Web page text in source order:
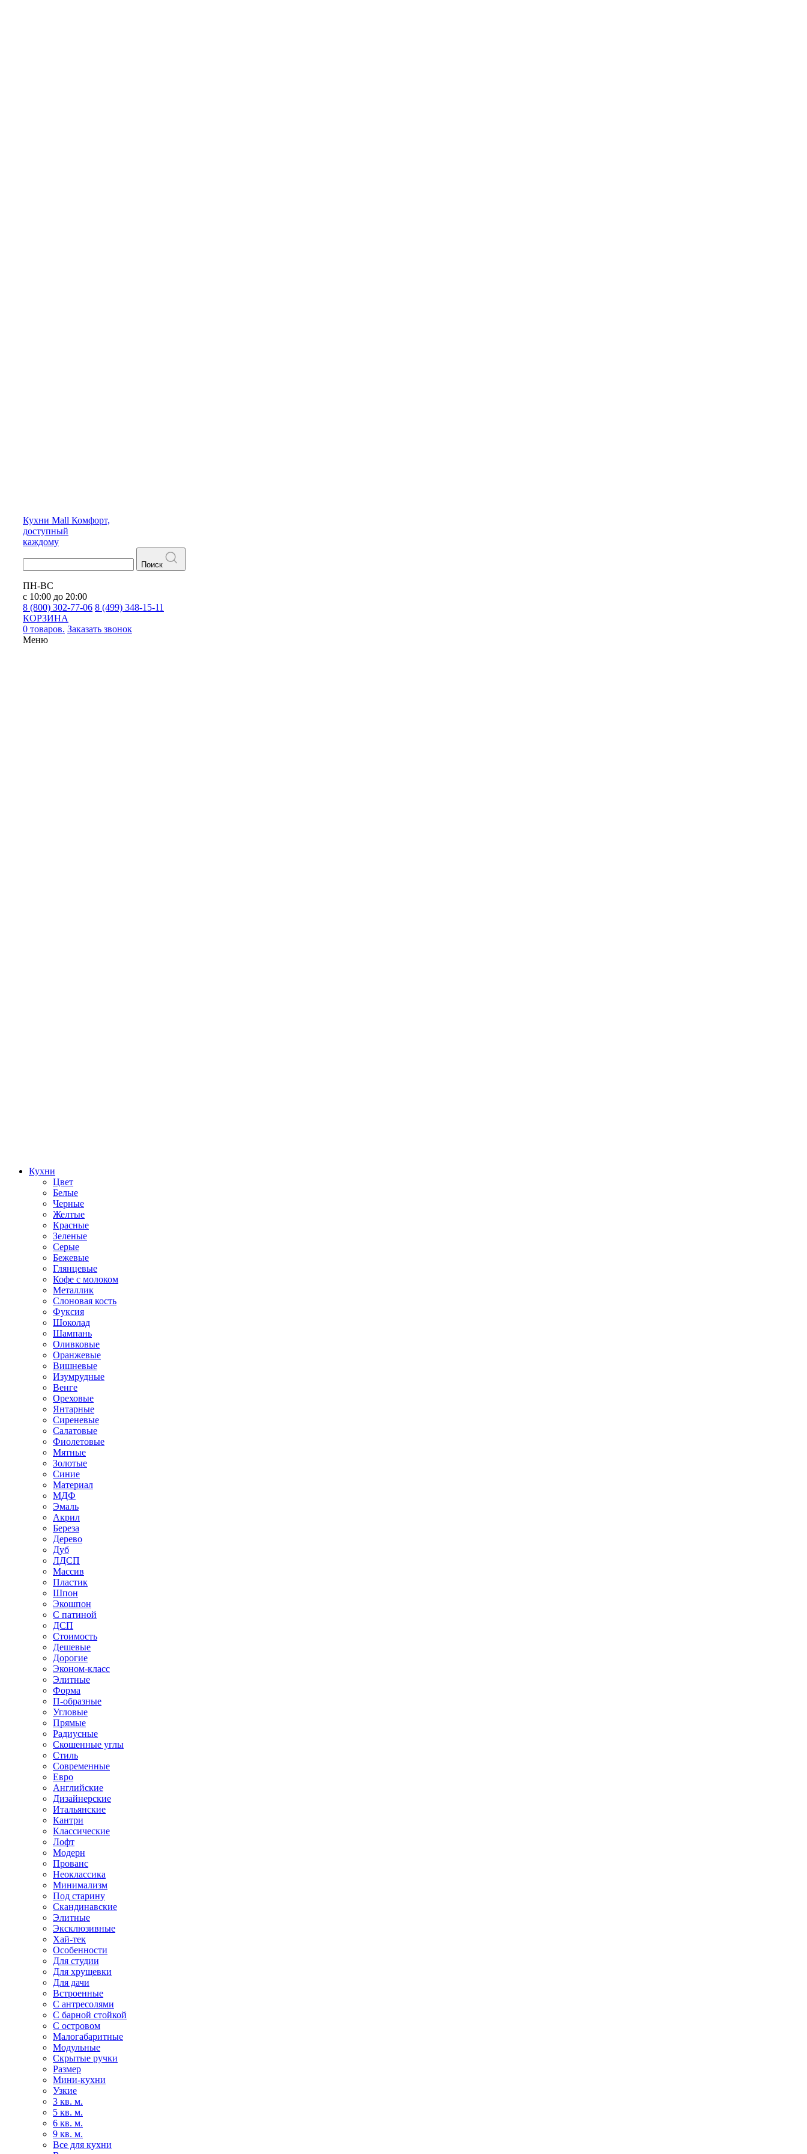
Кухни Mall Комфорт,
доступный
каждому
Поиск
ПН-ВС
с 10:00 до 20:00
8 (800) 302-77-06 8 (499) 348-15-11
КОРЗИНА
0 товаров. Заказать звонок
Меню
Кухни
Цвет
Белые
Черные
Желтые
Красные
Зеленые
Серые
Бежевые
Глянцевые
Кофе с молоком
Металлик
Слоновая кость
Фуксия
Шоколад
Шампань
Оливковые
Оранжевые
Вишневые
Изумрудные
Венге
Ореховые
Янтарные
Сиреневые
Салатовые
Фиолетовые
Мятные
Золотые
Синие
Материал
МДФ
Эмаль
Акрил
Береза
Дерево
Дуб
ЛДСП
Массив
Пластик
Шпон
Экошпон
С патиной
ДСП
Стоимость
Дешевые
Дорогие
Эконом-класс
Элитные
Форма
П-образные
Угловые
Прямые
Радиусные
Скошенные углы
Стиль
Современные
Евро
Английские
Дизайнерские
Итальянские
Кантри
Классические
Лофт
Модерн
Прованс
Неоклассика
Минимализм
Под старину
Скандинавские
Элитные
Эксклюзивные
Хай-тек
Особенности
Для студии
Для хрущевки
Для дачи
Встроенные
С антресолями
С барной стойкой
С островом
Малогабаритные
Модульные
Скрытые ручки
Размер
Мини-кухни
Узкие
3 кв. м.
5 кв. м.
6 кв. м.
9 кв. м.
Все для кухни